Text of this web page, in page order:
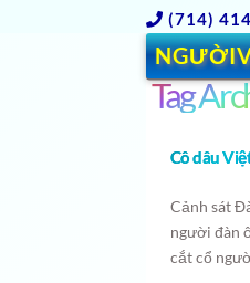
(714)
Tag
Cô dâu
Cảnh sát
người đàn
cắt cổ